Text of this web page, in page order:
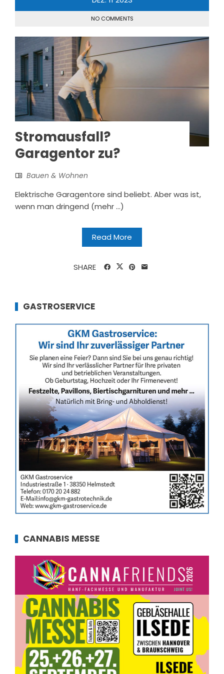
NO COMMENTS
Stromausfall?
Garagentor zu?
Bauen & Wohnen
Elektrische Garagentore sind beliebt. Aber was ist,
wenn man dringend (mehr …)
Read More
SHARE
GASTROSERVICE
CANNABIS MESSE